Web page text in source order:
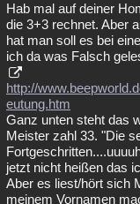
Hab mal auf deiner
die 3+3 rechnet. Aber
hat man soll es bei
ich da was Falsch
http://
eutung.htm
Ganz unten steht das
Meister zahl 33. "Die
jetzt nicht heißen das
Aber es liest/hört sich
meinem Vornamen